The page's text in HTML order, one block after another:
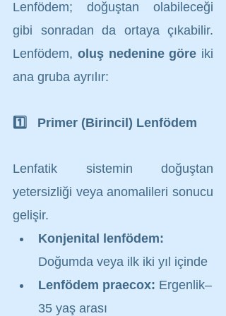
Lenfödem; doğuştan olabileceği
gibi sonradan da ortaya çıkabilir.
Lenfödem, oluş nedenine göre iki
ana gruba ayrılır:
1️⃣   Primer (Birincil) Lenfödem
Lenfatik sistemin doğuştan
yetersizliği veya anomalileri sonucu
gelişir.
Konjenital lenfödem:
Doğumda veya ilk iki yıl içinde
Lenfödem praecox: Ergenlik–
35 yaş arası